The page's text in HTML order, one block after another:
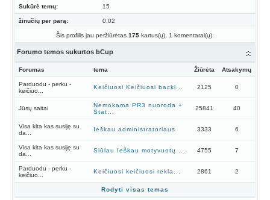
Sukūrė temų: 15
žinučių per parą: 0.02
Šis profilis jau peržiūrėtas 175 kartus(ų). 1 komentarai(ų).
Forumo temos sukurtos bCup
Forumas tema Žiūrėta Atsakymų
Parduodu - perku -
keičiuo...
Keičiuosi Keičiuosi backl... 2125 0
Jūsų saitai
Nemokama PR3 nuoroda +
Stat...
25841 40
Visa kita kas susiję su
da...
Ieškau administratoriaus 3333 6
Visa kita kas susiję su
da...
Siūlau Ieškau motyvuotų ... 4755 7
Parduodu - perku -
keičiuo...
Keičiuosi keičiuosi rekla... 2861 2
Rodyti visas temas